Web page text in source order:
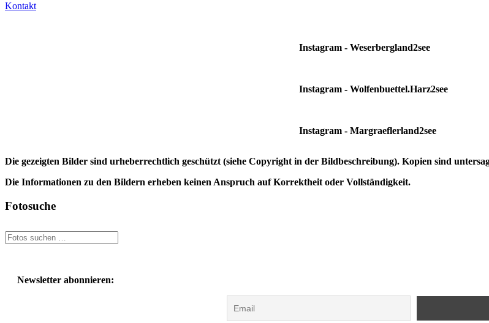
Kontakt
Instagram - Weserbergland2see
Instagram - Wolfenbuettel.Harz2see
Instagram - Margraeflerland2see
Die gezeigten Bilder sind urheberrechtlich geschützt (siehe Copyright in der Bildbeschreibung). Kopien sind
Die Informationen zu den Bildern erheben keinen Anspruch auf Korrektheit oder Vollständigkeit.
Fotosuche
Newsletter abonnieren: